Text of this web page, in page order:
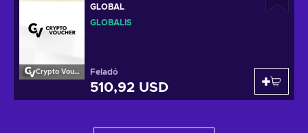
Crypto Voucher
GLOBAL
GLOBÁLIS
Feladó
510,92 USD